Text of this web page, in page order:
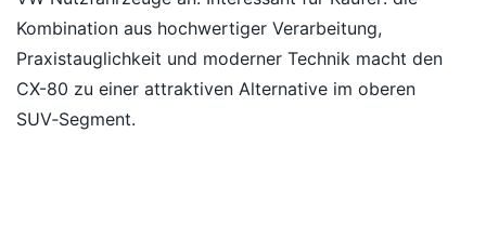
Kombination aus hochwertiger Verarbeitung,
Praxistauglichkeit und moderner Technik macht den
CX-80 zu einer attraktiven Alternative im oberen
SUV‑Segment.